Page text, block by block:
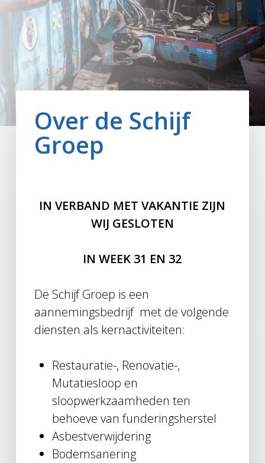
Over de Schijf
Groep
IN VERBAND MET VAKANTIE ZIJN
WIJ GESLOTEN
IN WEEK 31 EN 32
De Schijf Groep is een
aannemingsbedrijf met de volgende
diensten als kernactiviteiten:
Restauratie-, Renovatie-,
Mutatiesloop en
sloopwerkzaamheden ten
behoeve van funderingsherstel
Asbestverwijdering
Bodemsanering